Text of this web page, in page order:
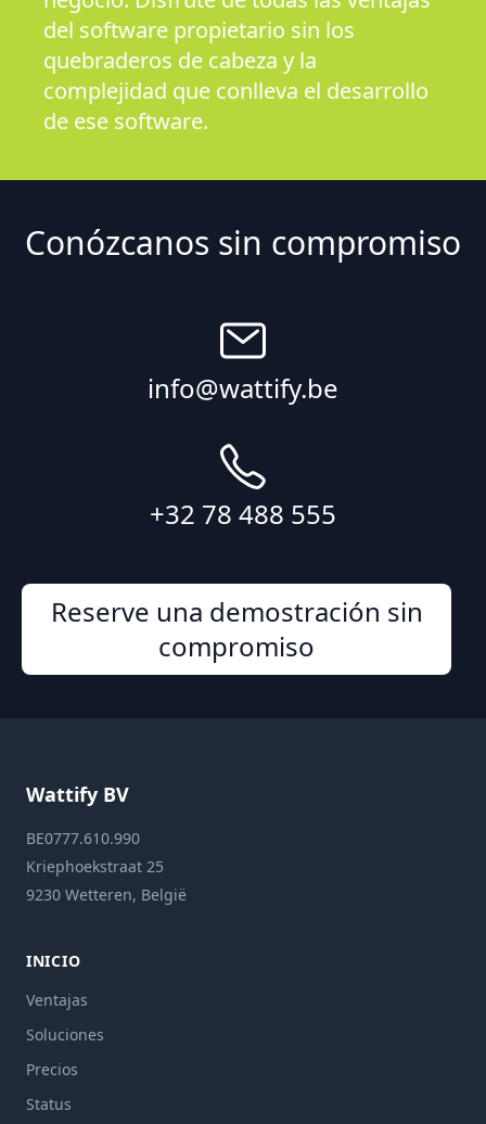
del software propietario sin los
quebraderos de cabeza y la
complejidad que conlleva el desarrollo
de ese software.
Conózcanos sin compromiso
info@wattify.be
+32 78 488 555
Reserve una demostración sin
compromiso
Wattify BV
BE0777.610.990
Kriephoekstraat 25
9230 Wetteren, België
INICIO
Ventajas
Soluciones
Precios
Status